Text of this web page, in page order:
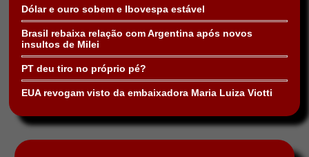
Dólar e ouro sobem e Ibovespa estável
Brasil rebaixa relação com Argentina após novos
insultos de Milei
PT deu tiro no próprio pé?
EUA revogam visto da embaixadora Maria Luiza Viotti